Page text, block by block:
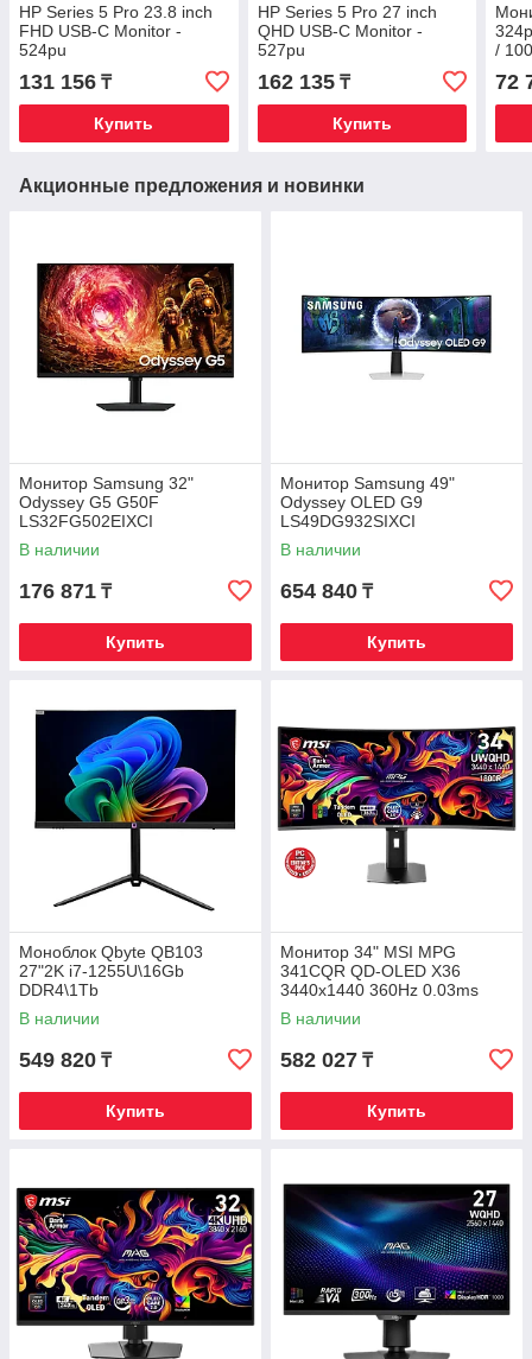
HP Series 5 Pro 23.8 inch
FHD USB-C Monitor -
524pu
131 156 ₸
Купить
HP Series 5 Pro 27 inch
QHD USB-C Monitor -
527pu
162 135₸
Купить
/
72
Акционные предложения и новинки
Монитор Samsung 32"
Odyssey G5 G50F
LS32FG502EIXCI
В наличии
176 871 ₸
Купить
Монитор Samsung 49"
Odyssey OLED G9
LS49DG932SIXCI
В наличии
654 840 ₸
Купить
Моноблок Qbyte QB103
27"2K i7-1255U\16Gb
DDR4\1Tb
NVMe\Web\Pivot\HAS\Win11Pr
o
В наличии
549 820 ₸
Купить
Монитор 34" MSI MPG
341CQR QD-OLED X36
3440x1440 360Hz 0.03ms
1300cd/m2 1.5M:1 2xHDMI
1xDP 1xType-C
В наличии
582 027 ₸
Купить